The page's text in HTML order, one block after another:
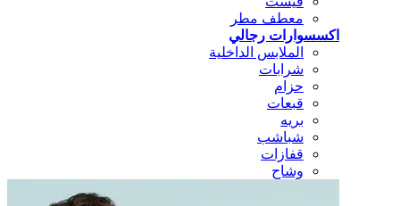
معطف مطر
اكسسوارات رجالي
الملابس الداخلية
شرابات
حزام
قبعات
بريه
شباشب
قفازات
وشاح